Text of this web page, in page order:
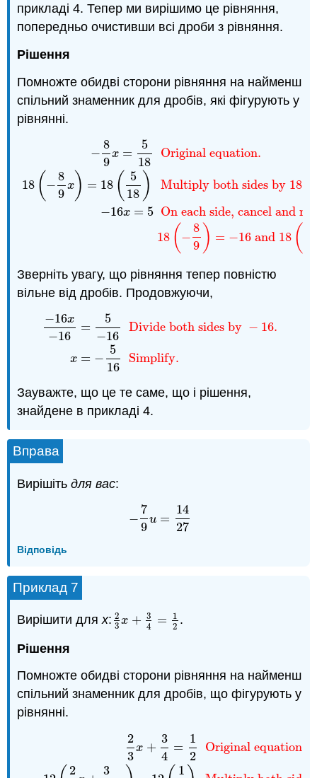
прикладі 4. Тепер ми вирішимо це рівняння,
попередньо очистивши всі дроби з рівняння.
Рішення
Помножте обидві сторони рівняння на найменш
спільний знаменник для дробів, які фігурують у
рівнянні.
−
8
9
x =
5
18
18 ( −
8
9
x) = 18 (
5
18 )
−16x = 5
Original equation.
Multiply both sides by 18.
On each side, cancel and
18 ( −
8
9 ) = −16and 18 (
Original equation. 18 − = 18
Зверніть увагу, що рівняння тепер повністю
вільне від дробів. Продовжуючи,
−16x
−16
=
5
−16
x = −
5
16
Divide both sides by − 16.
Simplify.
16x− −16
Зауважте, що це те саме, що і рішення,
знайдене в прикладі 4.
Вправа
Вирішітьдля вас:
−
7
9
u =
14
27
−79u =1427
Відповідь
Приклад 7
Вирішити длях: 2
3 x + 3
4
=
1
2
23x+34 =1 2 .
Рішення
Помножте обидві сторони рівняння на найменш
спільний знаменник для дробів, що фігурують у
рівнянні.
2
3
x +
3
4
=
1
2
2 3 1
Original equation.
Original equation. 12 (23x + 4= 12 (1